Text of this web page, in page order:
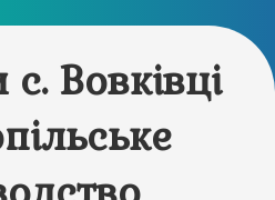
Вовківці